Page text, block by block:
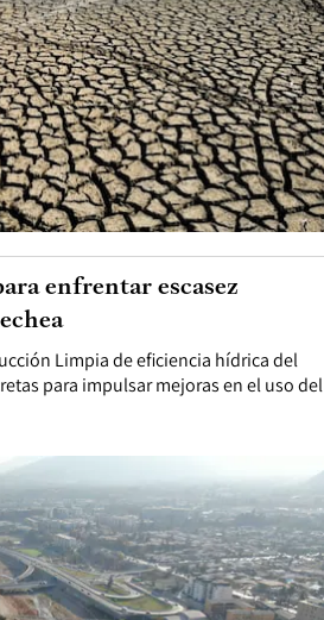
Limpia de eficiencia hídrica del
para impulsar mejoras en el uso del
enfrentar escasez